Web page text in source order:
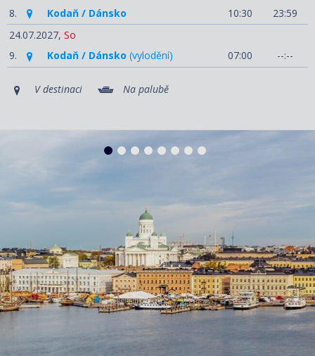
8.
Kodaň / Dánsko 10:30
23:59
24.07.2027, So
9.
Kodaň / Dánsko (vylodění) 07:00 --:--
V destinaci Na palubě